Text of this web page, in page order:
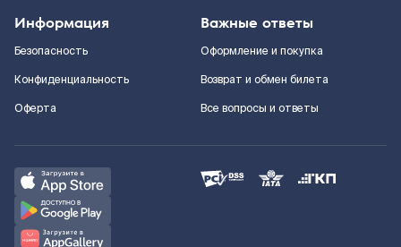
Информация
Безопасность
Конфиденциальность
Оферта
Важные ответы
Оформление и покупка
Возврат и обмен билета
Все вопросы и ответы